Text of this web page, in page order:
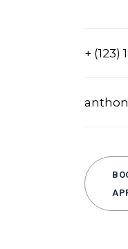
+ (123)